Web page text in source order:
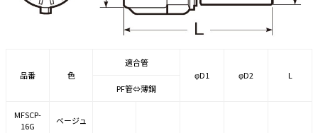
品番 色
適合管
φD1
φD2
L
PF管⇔薄鋼
MFSCP-
16G
ベージュ